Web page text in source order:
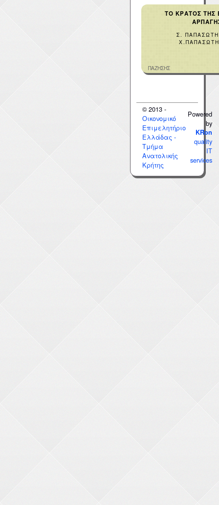
ΤΟ ΚΡΑΤΟΣ ΤΗΣ
Σ.
ΠΑΖΗΣΗΣ
© 2013 -
Οικονομικό
Επιμελητήριο
Ελλάδας -
Τμήμα
Ανατολικής
Κρήτης
Powered
by
KRon
quality
IT
services